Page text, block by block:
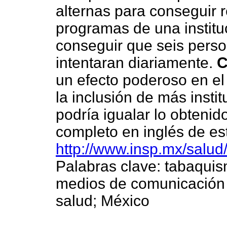
alternas para conseguir
programas de una
conseguir que seis
intentaran diariamente.
un efecto poderoso en
la inclusión de más
podría igualar lo
completo en inglés de
http://www.insp.mx/
Palabras clave:
medios de
salud; México